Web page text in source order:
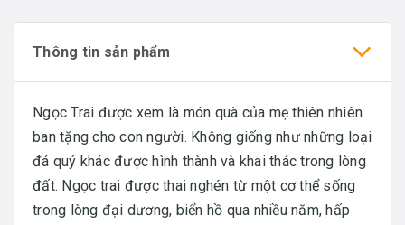
Thông tin sản phẩm
Ngọc Trai được xem là món quà của mẹ thiên nhiên
ban tặng cho con người. Không giống như những loại
đá quý khác được hình thành và khai thác trong lòng
đất. Ngọc trai được thai nghén từ một cơ thể sống
trong lòng đại dương, biển hồ qua nhiều năm, hấp